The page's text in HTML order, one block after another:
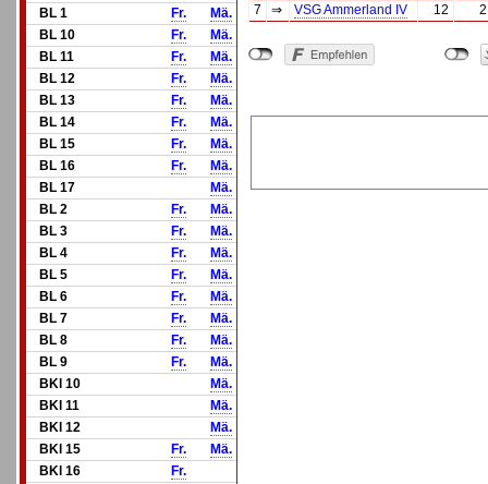
BL 1
Fr.
Mä.
BL 10
Fr.
Mä.
BL 11
Fr.
Mä.
BL 12
Fr.
Mä.
BL 13
Fr.
Mä.
BL 14
Fr.
Mä.
BL 15
Fr.
Mä.
BL 16
Fr.
Mä.
BL 17
Mä.
BL 2
Fr.
Mä.
BL 3
Fr.
Mä.
BL 4
Fr.
Mä.
BL 5
Fr.
Mä.
BL 6
Fr.
Mä.
BL 7
Fr.
Mä.
BL 8
Fr.
Mä.
BL 9
Fr.
Mä.
BKl 10
Mä.
BKl 11
Mä.
BKl 12
Mä.
BKl 15
Fr.
Mä.
BKl 16
Fr.
7
⇒ VSG Ammerland IV 12 2